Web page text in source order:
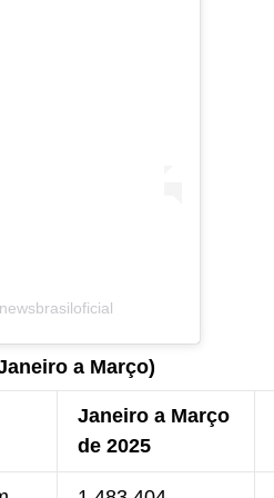
a Março)
Janeiro a Março
de 2025